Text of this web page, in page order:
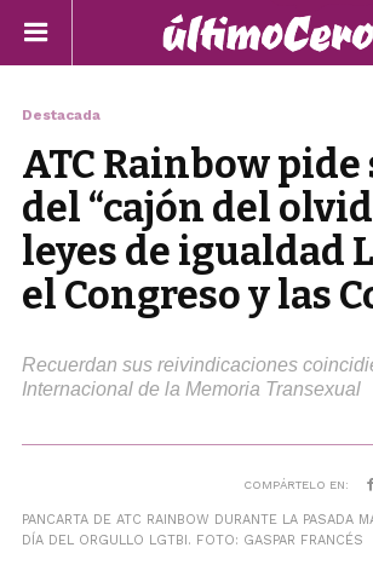
Destacada
ATC Rainbow pide
del “cajón del
leyes de igualdad
el Congreso y las
Recuerdan sus reivindicaciones
Internacional de la Memoria Transexual
COMPÁRTELO EN:
PANCARTA DE ATC RAINBOW DURANTE LA PASADA
DÍA DEL ORGULLO LGTBI. FOTO: GASPAR FRANCÉS